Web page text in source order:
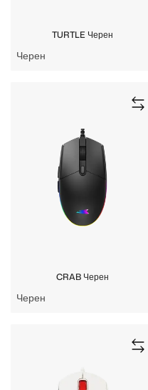
TURTLE Черен
Черен
CRAB Черен
Черен